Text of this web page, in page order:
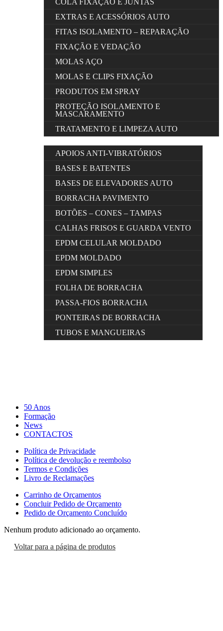
COLA FIXAÇÃO E JUNTAS
EXTRAS E ACESSÓRIOS AUTO
FITAS ISOLAMENTO – REPARAÇÃO
FIXAÇÃO E VEDAÇÃO
MOLAS AÇO
MOLAS E CLIPS FIXAÇÃO
PRODUTOS EM SPRAY
PROTEÇÃO ISOLAMENTO E
MASCARAMENTO
TRATAMENTO E LIMPEZA AUTO
APOIOS ANTI-VIBRATÓRIOS
BASES E BATENTES
BASES DE ELEVADORES AUTO
BORRACHA PAVIMENTO
BOTÕES – CONES – TAMPAS
CALHAS FRISOS E GUARDA VENTO
EPDM CELULAR MOLDADO
EPDM MOLDADO
EPDM SIMPLES
FOLHA DE BORRACHA
PASSA-FIOS BORRACHA
PONTEIRAS DE BORRACHA
TUBOS E MANGUEIRAS
50 Anos
Formação
News
CONTACTOS
Política de Privacidade
Política de devolução e reembolso
Termos e Condições
Livro de Reclamações
Carrinho de Orçamentos
Concluir Pedido de Orçamento
Pedido de Orçamento Concluído
Nenhum produto adicionado ao orçamento.
Voltar para a página de produtos